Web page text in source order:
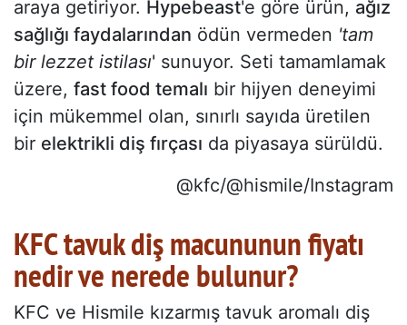
araya getiriyor. Hypebeast'e göre ürün, ağız
sağlığı faydalarından ödün vermeden 'tam
bir lezzet istilası' sunuyor. Seti tamamlamak
üzere, fast food temalı bir hijyen deneyimi
için mükemmel olan, sınırlı sayıda üretilen
bir elektrikli diş fırçası da piyasaya sürüldü.
@kfc/@hismile/Instagram
KFC tavuk diş macununun fiyatı
nedir ve nerede bulunur?
KFC ve Hismile kızarmış tavuk aromalı diş